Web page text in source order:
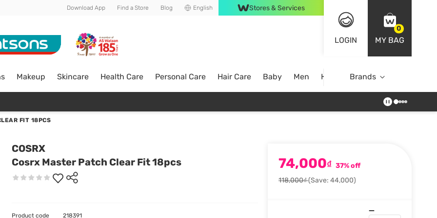
Download App Find a Store Blog English Stores & Services
LOGIN
0
MY BAG
Makeup Skincare Health Care Personal Care Hair Care Baby Men Home Brands
FIT 18PCS
COSRX
Cosrx Master Patch Clear Fit 18pcs
74,000₫ 37% off
118,000₫(Save: 44,000)
Product code 218391